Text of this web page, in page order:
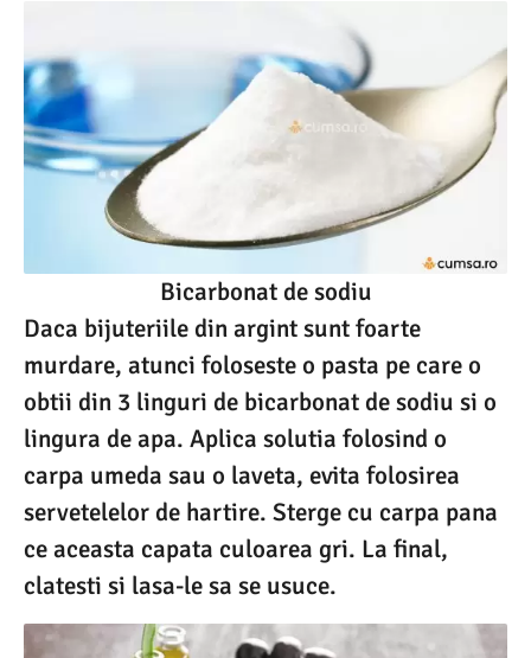
Bicarbonat de sodiu
Daca bijuteriile din argint sunt foarte
murdare, atunci foloseste o pasta pe care o
obtii din 3 linguri de bicarbonat de sodiu si o
lingura de apa. Aplica solutia folosind o
carpa umeda sau o laveta, evita folosirea
servetelelor de hartire. Sterge cu carpa pana
ce aceasta capata culoarea gri. La final,
clatesti si lasa-le sa se usuce.